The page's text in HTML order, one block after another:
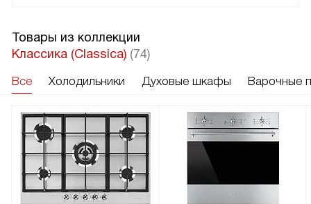
Товары из коллекции
Классика (Classica) (74)
Все Холодильники Духовые шкафы Варочные